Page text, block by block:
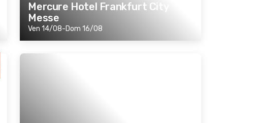
Mercure Hotel Frankfurt City
Messe
Ven 14/08-Dom 16/08